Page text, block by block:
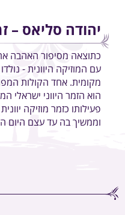
יהודה סליאס –
כתוצאה מסיפור האהבה
עם המוזיקה היוונית -
מקומית. אחד הקולות
הוא הזמר היווני ישראלי
וממשיך בה עד עצם היום